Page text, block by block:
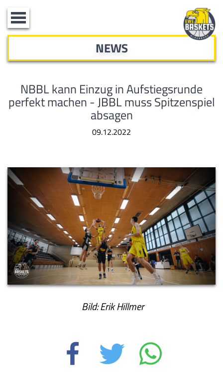
Toggle
navigation
NEWS
NBBL kann Einzug in Aufstiegsrunde
perfekt machen - JBBL muss Spitzenspiel
absagen
09.12.2022
Bild: Erik Hillmer